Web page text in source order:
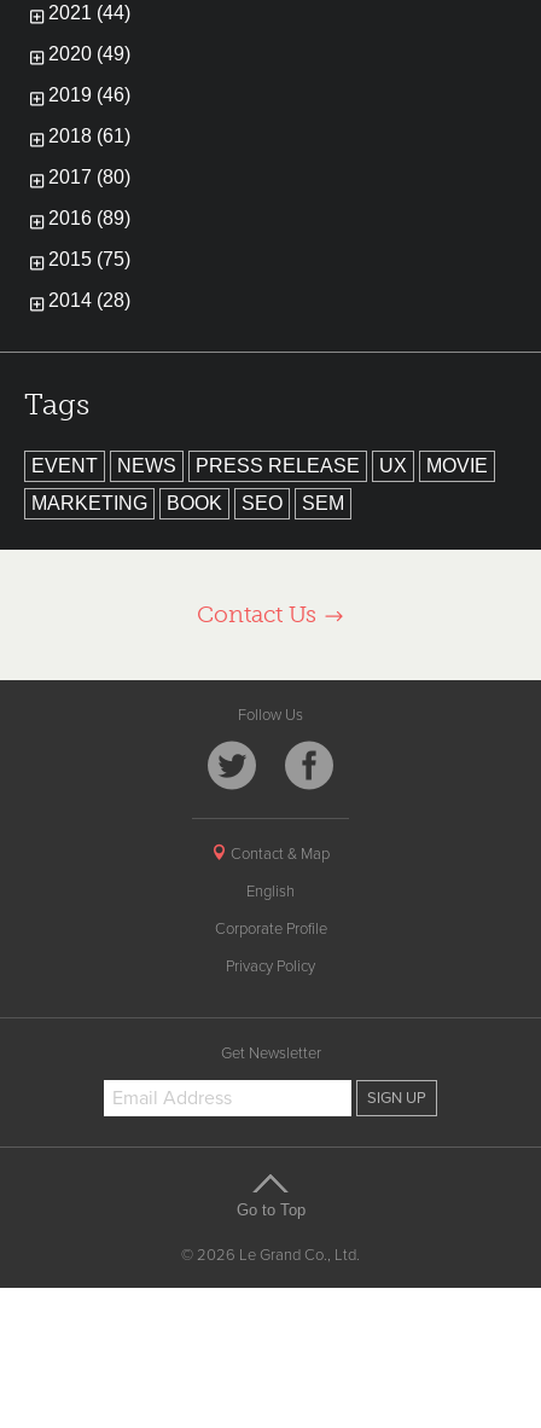
2021 (44)
2020 (49)
2019 (46)
2018 (61)
2017 (80)
2016 (89)
2015 (75)
2014 (28)
Tags
EVENT NEWS PRESS RELEASE UX
MOVIE
MARKETING
BOOK SEO SEM
Contact Us
Follow Us
Contact & Map
English
Corporate Profile
Privacy Policy
Get Newsletter
Go to Top
© 2026 Le Grand Co., Ltd.